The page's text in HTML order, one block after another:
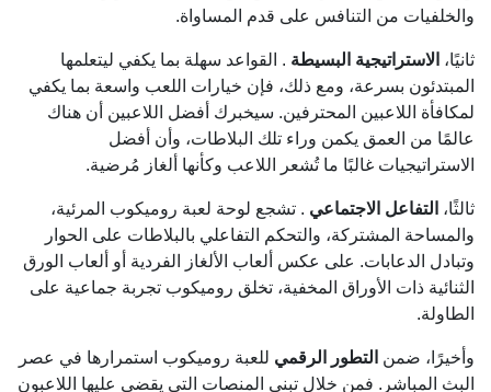
والخلفيات من التنافس على قدم المساواة.
ثانيًا، الاستراتيجية البسيطة . القواعد سهلة بما يكفي ليتعلمها
المبتدئون بسرعة، ومع ذلك، فإن خيارات اللعب واسعة بما يكفي
لمكافأة اللاعبين المحترفين. سيخبرك أفضل اللاعبين أن هناك
عالمًا من العمق يكمن وراء تلك البلاطات، وأن أفضل
الاستراتيجيات غالبًا ما تُشعر اللاعب وكأنها ألغاز مُرضية.
ثالثًا، التفاعل الاجتماعي . تشجع لوحة لعبة روميكوب المرئية،
والمساحة المشتركة، والتحكم التفاعلي بالبلاطات على الحوار
وتبادل الدعابات. على عكس ألعاب الألغاز الفردية أو ألعاب الورق
الثنائية ذات الأوراق المخفية، تخلق روميكوب تجربة جماعية على
الطاولة.
وأخيرًا، ضمن التطور الرقمي للعبة روميكوب استمرارها في عصر
البث المباشر. فمن خلال تبني المنصات التي يقضي عليها اللاعبون